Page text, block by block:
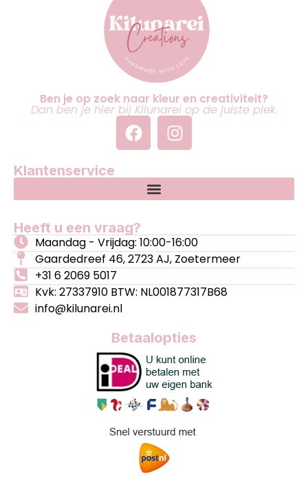
Ben je op zoek naar kleur en creativiteit?
Dan ben je hier bij Kilunarei op de juiste plek.
Klantenservice
Heeft u een vraag?
Maandag - Vrijdag: 10:00-16:00
Gaardedreef 46, 2723 AJ, Zoetermeer
+31 6 2069 5017
Kvk: 27337910 BTW: NL001877317B68
info@kilunarei.nl
Betaalopties